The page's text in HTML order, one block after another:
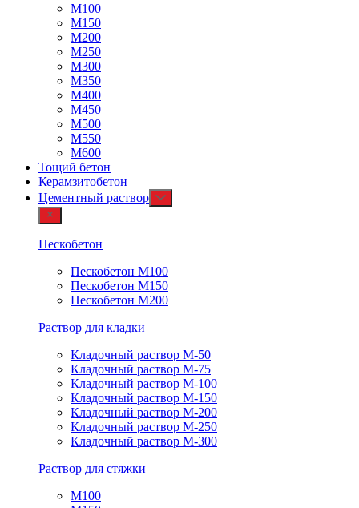
М100
М150
М200
М250
М300
М350
М400
М450
М500
М550
М600
Тощий бетон
Керамзитобетон
Цементный раствор
Пескобетон
Пескобетон М100
Пескобетон М150
Пескобетон М200
Раствор для кладки
Кладочный раствор М-50
Кладочный раствор М-75
Кладочный раствор М-100
Кладочный раствор М-150
Кладочный раствор М-200
Кладочный раствор М-250
Кладочный раствор М-300
Раствор для стяжки
М100